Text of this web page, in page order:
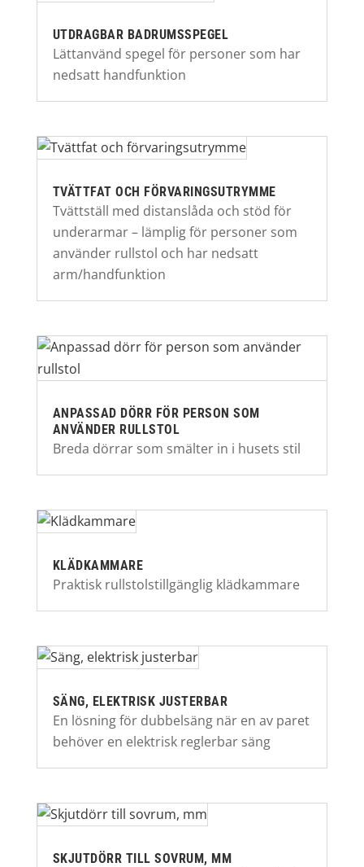
UTDRAGBAR BADRUMSSPEGEL
Lättanvänd spegel för personer som har
nedsatt handfunktion
TVÄTTFAT OCH FÖRVARINGSUTRYMME
Tvättställ med distanslåda och stöd för
underarmar – lämplig för personer som
använder rullstol och har nedsatt
arm/handfunktion
ANPASSAD DÖRR FÖR PERSON SOM
ANVÄNDER RULLSTOL
Breda dörrar som smälter in i husets stil
KLÄDKAMMARE
Praktisk rullstolstillgänglig klädkammare
SÄNG, ELEKTRISK JUSTERBAR
En lösning för dubbelsäng när en av paret
behöver en elektrisk reglerbar säng
SKJUTDÖRR TILL SOVRUM, MM